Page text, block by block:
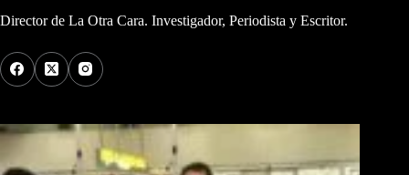
Director de La Otra Cara. Investigador, Periodista y Escritor.